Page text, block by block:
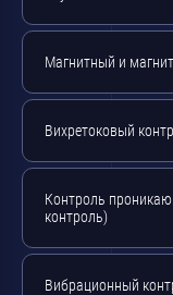
Магнитный и
Вихретоковый
Контроль
контроль)
Вибрационный